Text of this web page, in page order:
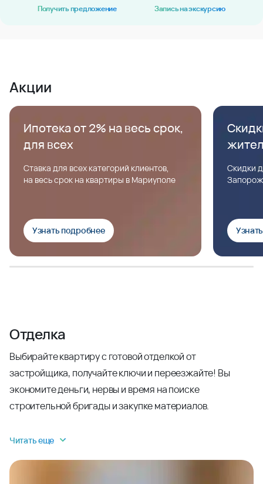
Получить предложение Запись на экскурсию
Акции
Ипотека от 2% на весь срок,
для всех
Ставка для всех категорий клиентов,
на весь срок на квартиры в Мариуполе
Узнать подробнее
Скидки
Отделка
Выбирайте квартиру с готовой отделкой от
застройщика, получайте ключи и переезжайте! Вы
экономите деньги, нервы и время на поиске
строительной бригады и закупке материалов.
Читать еще